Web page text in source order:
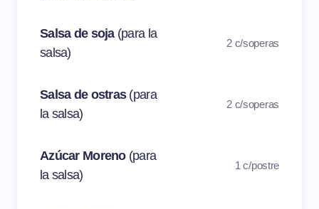
Salsa de soja (para la
salsa)
2 c/soperas
Salsa de ostras (para
la salsa)
2 c/soperas
Azúcar Moreno (para
la salsa)
1 c/postre